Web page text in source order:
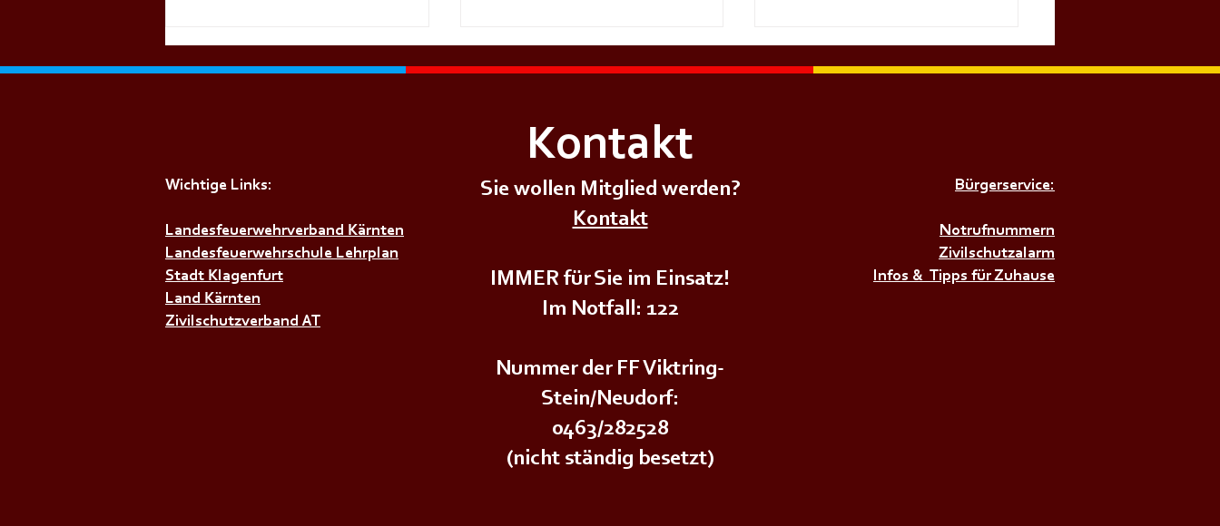
+++𝗦𝗜𝗥𝗘𝗡𝗘𝗡𝗔𝗟𝗔𝗥𝗠+++ +++𝗦𝗜𝗥𝗘𝗡𝗘𝗡𝗔𝗟𝗔𝗥𝗠+++
Kontakt
Wichtige Links:
Landesfeuerwehrverband Kärnten
Landesfeuerwehrschule Lehrplan
Stadt Klagenfurt
Land Kärnten
Zivilschutzverband AT
Sie wollen Mitglied werden?
Kontakt
IMMER für Sie im Einsatz!
Im Notfall: 122
Nummer der FF Viktring-
Stein/Neudorf:
0463/282528
(nicht ständig besetzt)
Bürgerservice:
Notrufnummern
Zivilschutzalarm
Infos & Tipps für Zuhause